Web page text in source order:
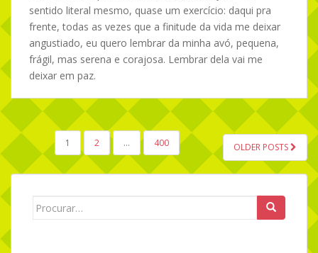
sentido literal mesmo, quase um exercício: daqui pra
frente, todas as vezes que a finitude da vida me deixar
angustiado, eu quero lembrar da minha avó, pequena,
frágil, mas serena e corajosa. Lembrar dela vai me
deixar em paz.
NAVEGAÇÃO POR POSTS
1 2 … 400 OLDER POSTS
Search for: